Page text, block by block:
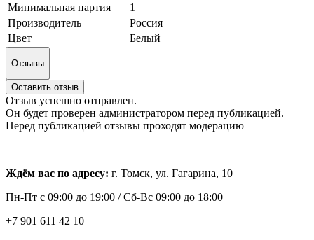
Минимальная партия
1
Производитель
Россия
Цвет
Белый
Отзывы
Оставить отзыв
Отзыв успешно отправлен.
Он будет проверен администратором перед публикацией.
Перед публикацией отзывы проходят модерацию
Ждём вас по адресу: г. Томск, ул. Гагарина, 10
Пн-Пт с 09:00 до 19:00 /Сб-Вс 09:00 до 18:00
+7 901 611 42 10